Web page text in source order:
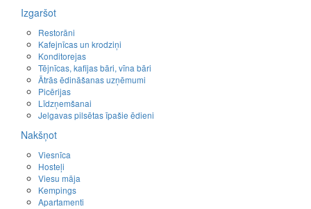
Izgaršot
Restorāni
Kafejnīcas un krodziņi
Konditorejas
Tējnīcas, kafijas bāri, vīna bāri
Ātrās ēdināšanas uzņēmumi
Picērijas
Līdzņemšanai
Jelgavas pilsētas īpašie ēdieni
Nakšņot
Viesnīca
Hosteļi
Viesu māja
Kempings
Apartamenti